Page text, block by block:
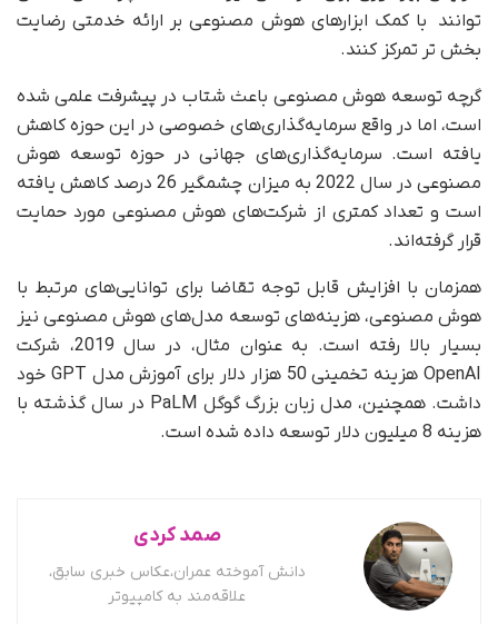
توانند با کمک ابزارهای هوش مصنوعی بر ارائه خدمتی رضایت
بخش تر تمرکز کنند.
گرچه توسعه هوش مصنوعی باعث شتاب در پیشرفت علمی شده
است، اما در واقع سرمایه‌گذاری‌های خصوصی در این حوزه کاهش
یافته است. سرمایه‌گذاری‌های جهانی در حوزه توسعه هوش
مصنوعی در سال 2022 به میزان چشمگیر 26 درصد کاهش یافته
است و تعداد کمتری از شرکت‌های هوش مصنوعی مورد حمایت
قرار گرفته‌اند.
همزمان با افزایش قابل توجه تقاضا برای توانایی‌های مرتبط با
هوش مصنوعی، هزینه‌های توسعه مدل‌های هوش مصنوعی نیز
بسیار بالا رفته است. به عنوان مثال، در سال 2019، شرکت
OpenAI هزینه‌ تخمینی 50 هزار دلار برای آموزش مدل GPT خود
داشت. همچنین، مدل زبان بزرگ گوگل PaLM در سال گذشته با
هزینه‌ 8 میلیون دلار توسعه داده شده است.
صمد کردی
دانش آموخته عمران،عکاس خبری سابق،
علاقه‌مند به کامپیوتر